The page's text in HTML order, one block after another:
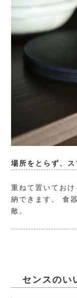
場所をとらず、
重ねて置いてお
納できます。 食
敵。
センスのい